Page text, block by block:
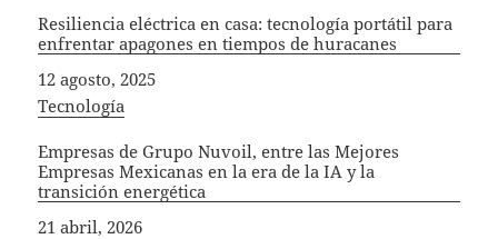
Resiliencia eléctrica en casa: tecnología portátil para
enfrentar apagones en tiempos de huracanes
Fecha
12 agosto, 2025
In relation to
Tecnología
Empresas de Grupo Nuvoil, entre las Mejores
Empresas Mexicanas en la era de la IA y la
transición energética
Fecha
21 abril, 2026